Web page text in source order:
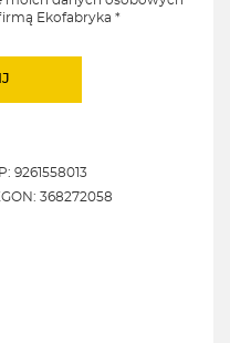
Ekofabryka *
9261558013
368272058